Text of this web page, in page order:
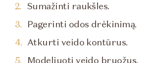
Sumažinti raukšles.
Pagerinti odos drėkinimą.
Atkurti veido kontūrus.
Modeliuoti veido bruožus.